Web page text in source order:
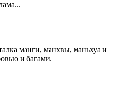
манги, манхвы, маньхуа и
и багами.